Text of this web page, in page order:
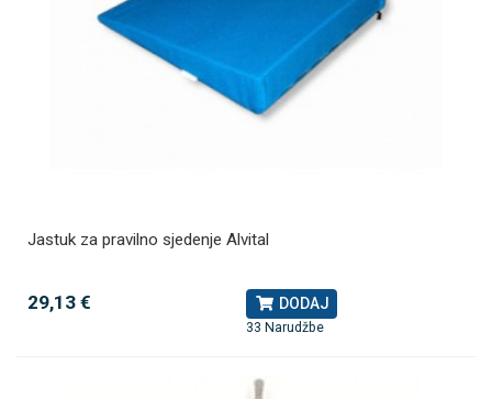
Jastuk za pravilno sjedenje Alvital
29,13 € DODAJ
33 Narudžbe